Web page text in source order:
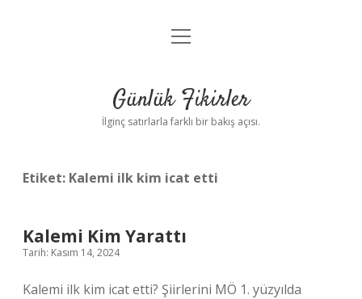
Anasayfa
Yasal Uyarı
menüyü
Günlük Fikirler
İlginç satırlarla farklı bir bakış açısı.
Etiket: Kalemi ilk kim icat etti
Kalemi Kim Yarattı
Tarih: Kasım 14, 2024
Kalemi ilk kim icat etti? Şiirlerini MÖ 1. yüzyılda